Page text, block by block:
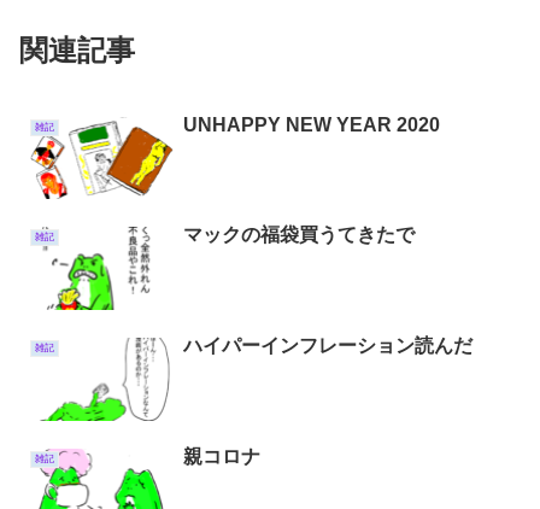
関連記事
雑記 UNHAPPY NEW YEAR 2020
雑記 マックの福袋買うてきたで
雑記 ハイパーインフレーション読んだ
雑記 親コロナ